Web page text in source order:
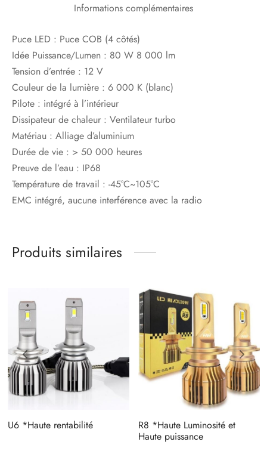
Informations complémentaires
Puce LED : Puce COB (4 côtés)
Idée Puissance/Lumen : 80 W 8 000 lm
Tension d’entrée : 12 V
Couleur de la lumière : 6 000 K (blanc)
Pilote : intégré à l’intérieur
Dissipateur de chaleur : Ventilateur turbo
Matériau : Alliage d’aluminium
Durée de vie : > 50 000 heures
Preuve de l’eau : IP68
Température de travail : -45°C~105°C
EMC intégré, aucune interférence avec la radio
Produits similaires
U6 *Haute rentabilité
R8 *Haute Luminosité et
Haute puissance